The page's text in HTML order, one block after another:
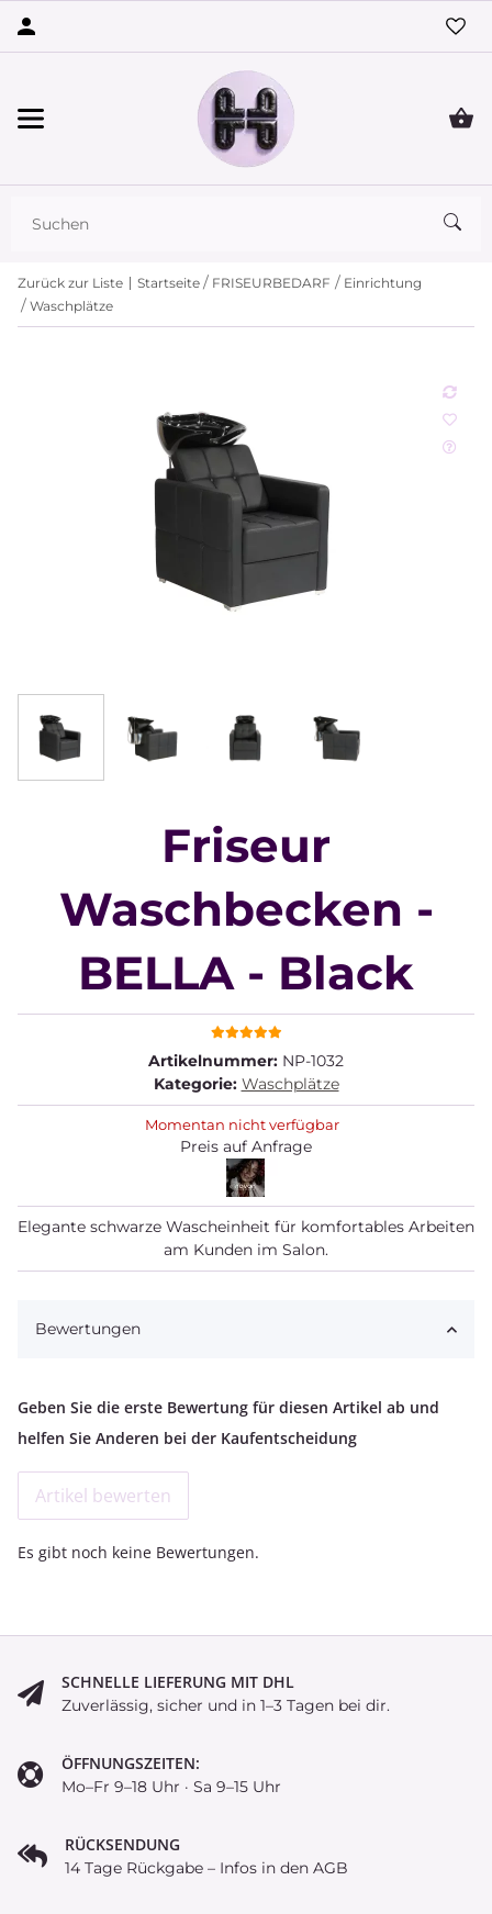
Zurück zur Liste Startseite FRISEURBEDARF
Einrichtung
Waschplätze
Friseur
Waschbecken -
BELLA - Black
Artikelnummer: NP-1032
Kategorie: Waschplätze
Momentan nicht verfügbar
Preis auf Anfrage
Elegante schwarze Wascheinheit für komfortables Arbeiten
am Kunden im Salon.
Bewertungen
Geben Sie die erste Bewertung für diesen Artikel ab und
helfen Sie Anderen bei der Kaufentscheidung
Artikel bewerten
Es gibt noch keine Bewertungen.
SCHNELLE LIEFERUNG MIT DHL
Zuverlässig, sicher und in 1–3 Tagen bei dir.
ÖFFNUNGSZEITEN:
Mo–Fr 9–18 Uhr · Sa 9–15 Uhr
RÜCKSENDUNG
14 Tage Rückgabe – Infos in den AGB